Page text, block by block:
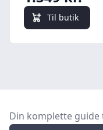
isolering, slv, 1
meter - pakke 9
Til butik
Din komplette